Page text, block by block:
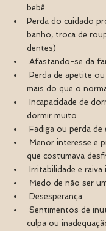
bebê
Perda do cuidado
banho, troca de
dentes)
Afastando-se da
mais do que o
dormir muito
Fadiga ou perda de
que costumava
Irritabilidade e raiva
Medo de não ser
Desesperança
culpa ou